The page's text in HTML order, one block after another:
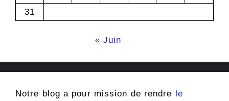
31
« Juin
Notre blog a pour mission de rendre
le